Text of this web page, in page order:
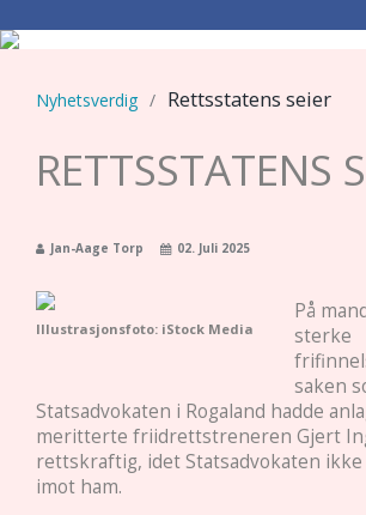
Nyhetsverdig / Rettsstatens seier
RETTSSTATENS
Jan-Aage Torp 02. Juli 2025
Illustrasjonsfoto: iStock Media
På
sterke
saken
Statsadvokaten i Rogaland hadde
meritterte friidrettstreneren Gjert
rettskraftig, idet Statsadvokaten
imot ham.